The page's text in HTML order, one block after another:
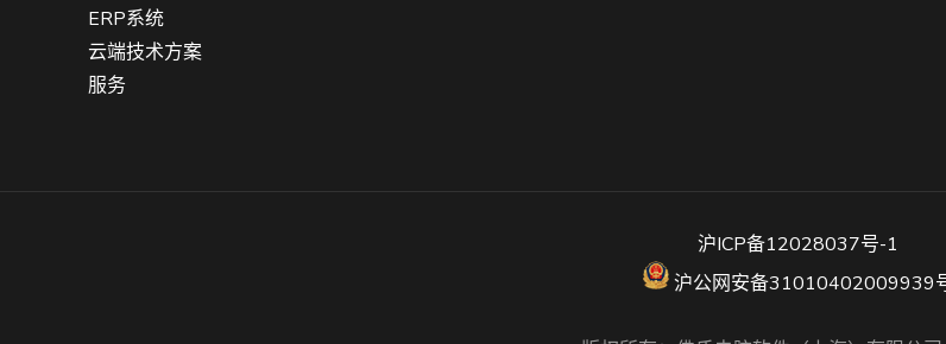
ERP系统
云端技术方案
服务
沪ICP备12028037号-1
沪公网安备31010402009939